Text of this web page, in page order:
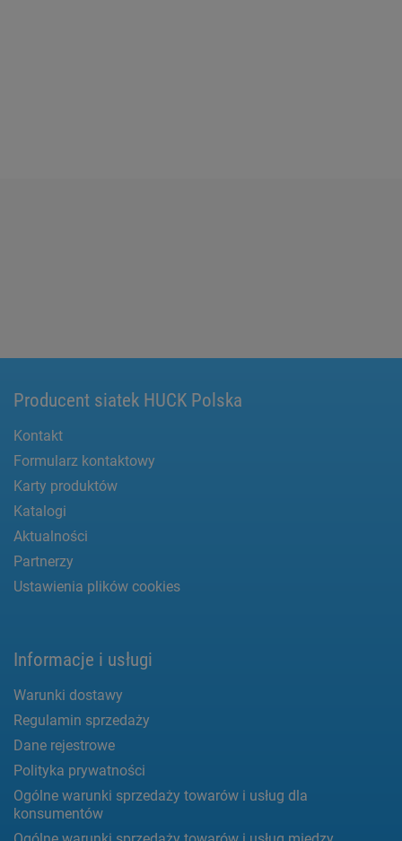
Producent siatek HUCK Polska
Kontakt
Formularz kontaktowy
Karty produktów
Katalogi
Aktualności
Partnerzy
Ustawienia plików cookies
Informacje i usługi
Warunki dostawy
Regulamin sprzedaży
Dane rejestrowe
Polityka prywatności
Ogólne warunki sprzedaży towarów i usług dla
konsumentów